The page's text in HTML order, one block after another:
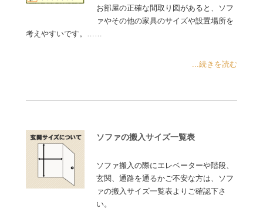
お部屋の正確な間取り図があると、ソフ
ァやその他の家具のサイズや設置場所を
考えやすいです。……
...続きを読む
ソファの搬入サイズ一覧表
ソファ搬入の際にエレベーターや階段、
玄関、通路を通るかご不安な方は、ソフ
ァの搬入サイズ一覧表よりご確認下さ
い。